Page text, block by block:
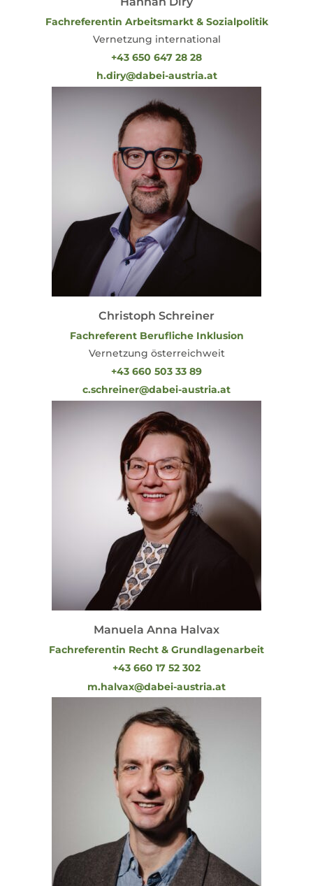
Fachreferentin Arbeitsmarkt & Sozialpolitik
Vernetzung international
+43 650 647 28 28
h.diry@dabei-austria.at
Christoph Schreiner
Fachreferent Berufliche Inklusion
Vernetzung österreichweit
+43 660 503 33 89
c.schreiner@dabei-austria.at
Manuela Anna Halvax
Fachreferentin Recht & Grundlagenarbeit
+43 660 17 52 302
m.halvax@dabei-austria.at